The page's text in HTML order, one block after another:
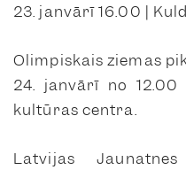
23. janvārī 16.00 |
Olimpiskais ziemas
24. janvārī no
kultūras centra.
Latvijas